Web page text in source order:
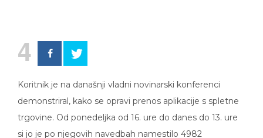
4
demonstriral, kako se opravi prenos aplikacije s spletne
trgovine. Od ponedeljka od 16. ure do danes do 13. ure
si jo je po njegovih navedbah namestilo 4982